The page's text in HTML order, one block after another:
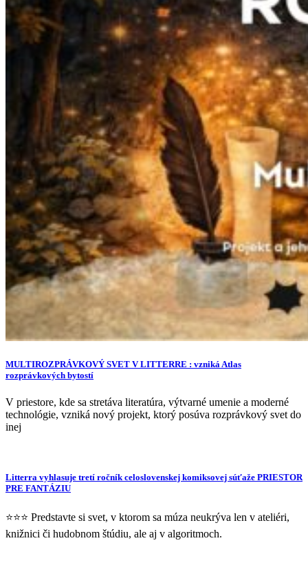
MULTIROZPRÁVKOVÝ SVET V LITTERRE : vzniká Atlas
rozprávkových bytostí
V priestore, kde sa stretáva literatúra, výtvarné umenie a moderné
technológie, vzniká nový projekt, ktorý posúva rozprávkový svet do
inej
Litterra vyhlasuje tretí ročník celoslovenskej komiksovej súťaže PRIESTOR
PRE FANTÁZIU
⭐⭐⭐ Predstavte si svet, v ktorom sa múza neukrýva len v ateliéri,
knižnici či hudobnom štúdiu, ale aj v algoritmoch.